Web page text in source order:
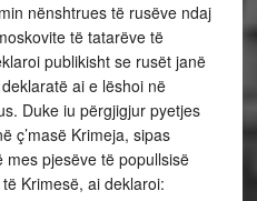
nënshtrues të rusëve ndaj
të tatarëve të
publikisht se rusët janë
ai e lëshoi në
Duke iu përgjigjur pyetjes
ç’masë Krimeja, sipas
pjesëve të popullsisë
Krimesë, ai deklaroi: